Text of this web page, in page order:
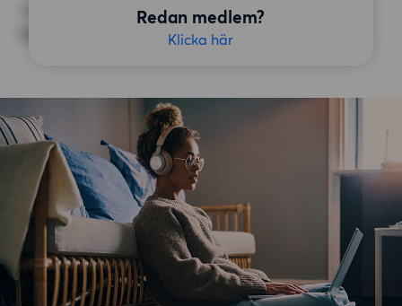
Redan medlem?
Klicka här
ÖVRIGA PREFERENSER
Inga speciella preferenser